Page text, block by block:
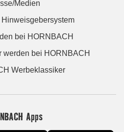
Medien
bei HORNBACH
werden bei HORNBACH
Werbeklassiker
Apps